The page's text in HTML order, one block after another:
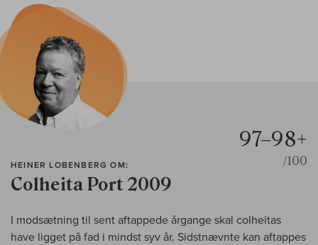
HEINER LOBENBERG OM:
Colheita Port 2009
97–98+
/100
I modsætning til sent aftappede årgange skal colheitas
have ligget på fad i mindst syv år. Sidstnævnte kan aftappes